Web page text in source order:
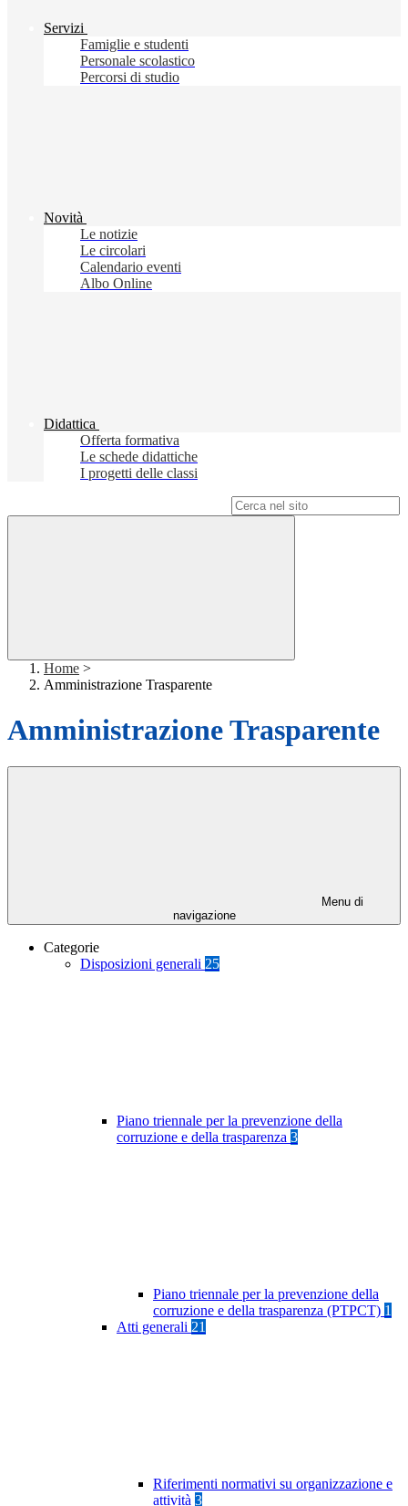
Servizi
Famiglie e studenti
Personale scolastico
Percorsi di studio
Novità
Le notizie
Le circolari
Calendario eventi
Albo Online
Didattica
Offerta formativa
Le schede didattiche
I progetti delle classi
Home >
Amministrazione Trasparente
Amministrazione Trasparente
Menu di
navigazione
Categorie
Disposizioni generali 25
Piano triennale per la prevenzione della
corruzione e della trasparenza 3
Piano triennale per la prevenzione della
corruzione e della trasparenza (PTPCT) 1
Atti generali 21
Riferimenti normativi su organizzazione e
attività 3